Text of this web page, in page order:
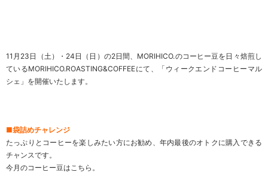
11月23日（土）・24日（日）の2日間、MORIHICO.のコーヒー豆を日々焙煎し
ているMORIHICO.ROASTING&COFFEEにて、「ウィークエンドコーヒーマル
シェ」を開催いたします。
■袋詰めチャレンジ
たっぷりとコーヒーを楽しみたい方にお勧め、年内最後のオトクに購入できる
チャンスです。
今月のコーヒー豆はこちら。